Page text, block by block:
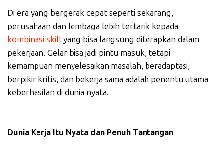
Di era yang bergerak cepat seperti sekarang,
perusahaan dan lembaga lebih tertarik kepada
kombinasi skill yang bisa langsung diterapkan dalam
pekerjaan. Gelar bisa jadi pintu masuk, tetapi
kemampuan menyelesaikan masalah, beradaptasi,
berpikir kritis, dan bekerja sama adalah penentu utama
keberhasilan di dunia nyata.
Dunia Kerja Itu Nyata dan Penuh Tantangan